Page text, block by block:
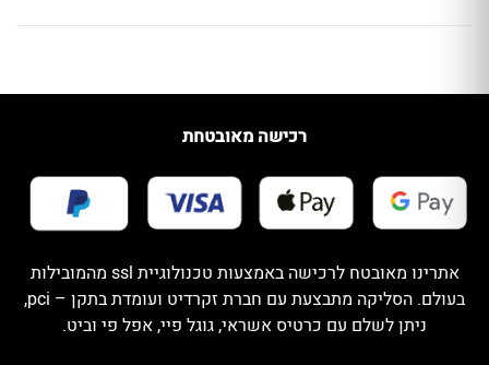
רכישה מאובטחת
אתרינו מאובטח לרכישה באמצעות טכנולוגיית ssl מהמובילות
בעולם. הסליקה מתבצעת עם חברת זקרדיט ועומדת בתקן – pci,
ניתן לשלם עם כרטיס אשראי, גוגל פיי, אפל פי וביט.